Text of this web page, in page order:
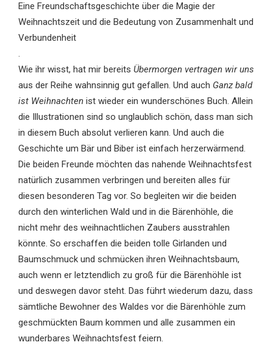
Eine Freundschaftsgeschichte über die Magie der
Weihnachtszeit und die Bedeutung von Zusammenhalt und
Verbundenheit
.
Wie ihr wisst, hat mir bereits Übermorgen vertragen wir uns
aus der Reihe wahnsinnig gut gefallen. Und auch Ganz bald
ist Weihnachtenist wieder ein wunderschönes Buch. Allein
die Illustrationen sind so unglaublich schön, dass man sich
in diesem Buch absolut verlieren kann. Und auch die
Geschichte um Bär und Biber ist einfach herzerwärmend.
Die beiden Freunde möchten das nahende Weihnachtsfest
natürlich zusammen verbringen und bereiten alles für
diesen besonderen Tag vor. So begleiten wir die beiden
durch den winterlichen Wald und in die Bärenhöhle, die
nicht mehr des weihnachtlichen Zaubers ausstrahlen
könnte. So erschaffen die beiden tolle Girlanden und
Baumschmuck und schmücken ihren Weihnachtsbaum,
auch wenn er letztendlich zu groß für die Bärenhöhle ist
und deswegen davor steht. Das führt wiederum dazu, dass
sämtliche Bewohner des Waldes vor die Bärenhöhle zum
geschmückten Baum kommen und alle zusammen ein
wunderbares Weihnachtsfest feiern.